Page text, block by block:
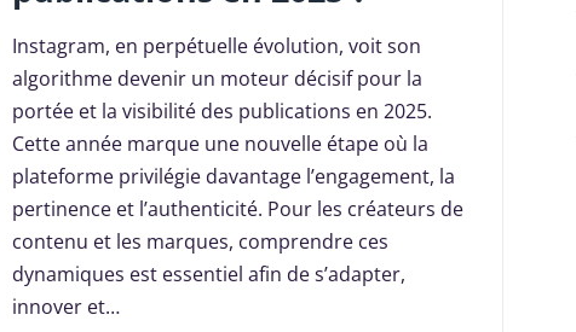
Instagram, en perpétuelle évolution, voit son
algorithme devenir un moteur décisif pour la
portée et la visibilité des publications en 2025.
Cette année marque une nouvelle étape où la
plateforme privilégie davantage l’engagement, la
pertinence et l’authenticité. Pour les créateurs de
contenu et les marques, comprendre ces
dynamiques est essentiel afin de s’adapter,
innover et…